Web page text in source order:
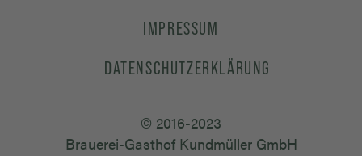
IMPRESSUM
DATENSCHUTZERKLÄRUNG
© 2016-2023
Brauerei-Gasthof Kundmüller GmbH